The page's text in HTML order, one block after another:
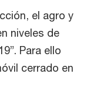
el agro y
niveles de
Para ello
cerrado en